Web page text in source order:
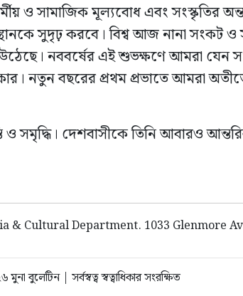
ও সামাজিক মূল্যবোধ এবং সংস্কৃতির
সুদৃঢ় করবে। বিশ্ব আজ নানা সংকট ও
নববর্ষের এই শুভক্ষণে আমরা যেন
নতুন বছরের প্রথম প্রভাতে আমরা
ও সমৃদ্ধি। দেশবাসীকে তিনি আবারও
Cultural Department. 1033 Glenmore
বুলেটিন | সর্বস্বত্ব স্বত্বাধিকার সংরক্ষিত